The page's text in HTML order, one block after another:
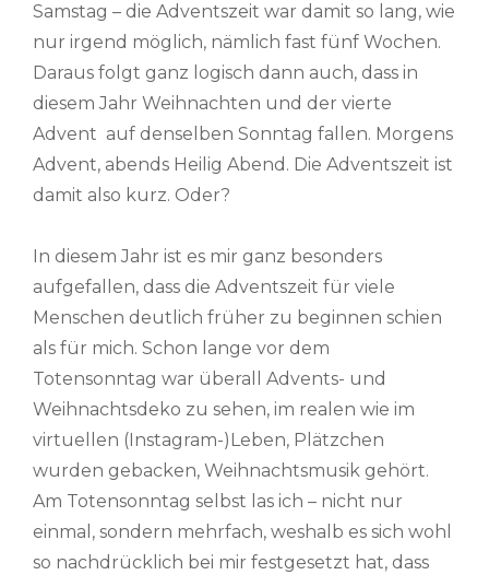
Samstag – die Adventszeit war damit so lang, wie
nur irgend möglich, nämlich fast fünf Wochen.
Daraus folgt ganz logisch dann auch, dass in
diesem Jahr Weihnachten und der vierte
Advent auf denselben Sonntag fallen. Morgens
Advent, abends Heilig Abend. Die Adventszeit ist
damit also kurz. Oder?
In diesem Jahr ist es mir ganz besonders
aufgefallen, dass die Adventszeit für viele
Menschen deutlich früher zu beginnen schien
als für mich. Schon lange vor dem
Totensonntag war überall Advents- und
Weihnachtsdeko zu sehen, im realen wie im
virtuellen (Instagram-)Leben, Plätzchen
wurden gebacken, Weihnachtsmusik gehört.
Am Totensonntag selbst las ich – nicht nur
einmal, sondern mehrfach, weshalb es sich wohl
so nachdrücklich bei mir festgesetzt hat, dass